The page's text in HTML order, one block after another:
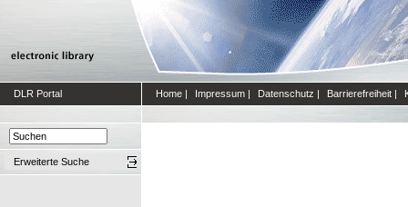
DLR Portal Home | Impressum | Datenschutz | Barrierefreiheit |
Erweiterte Suche